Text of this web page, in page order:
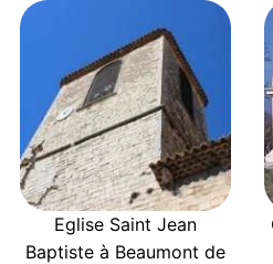
Eglise Saint Jean
Baptiste à Beaumont de